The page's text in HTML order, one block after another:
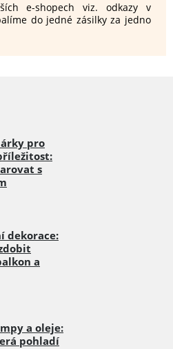
e-shopech viz. odkazy v
do jedné zásilky za jedno
pro
s
dekorace:
a
a oleje:
pohladí